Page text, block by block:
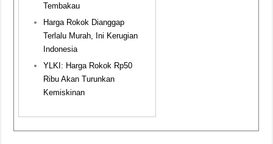
Tembakau
Harga Rokok Dianggap
Terlalu Murah, Ini Kerugian
Indonesia
YLKI: Harga Rokok Rp50
Ribu Akan Turunkan
Kemiskinan